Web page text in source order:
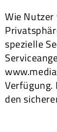
Wie Nutzer
spezielle
den